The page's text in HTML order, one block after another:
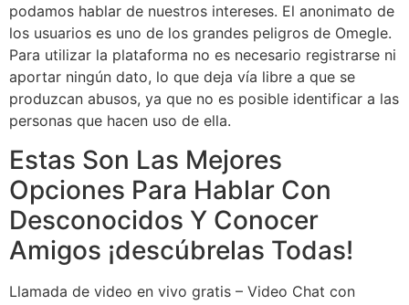
podamos hablar de nuestros intereses. El anonimato de
los usuarios es uno de los grandes peligros de Omegle.
Para utilizar la plataforma no es necesario registrarse ni
aportar ningún dato, lo que deja vía libre a que se
produzcan abusos, ya que no es posible identificar a las
personas que hacen uso de ella.
Estas Son Las Mejores
Opciones Para Hablar Con
Desconocidos Y Conocer
Amigos ¡descúbrelas Todas!
Llamada de video en vivo gratis – Video Chat con